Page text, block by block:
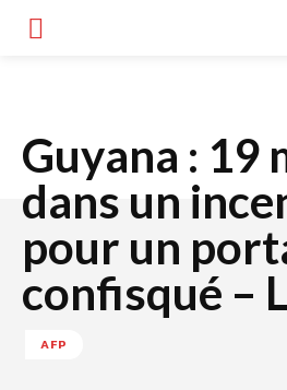
Guyana : 19
dans un
pour un
confisqué –
AFP